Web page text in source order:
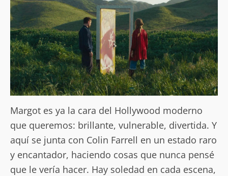
Margot es ya la cara del Hollywood moderno
que queremos: brillante, vulnerable, divertida. Y
aquí se junta con Colin Farrell en un estado raro
y encantador, haciendo cosas que nunca pensé
que le vería hacer. Hay soledad en cada escena,